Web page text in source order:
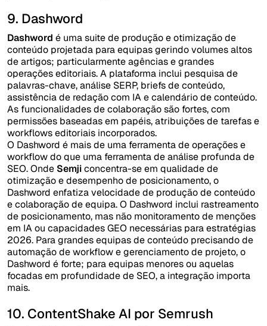
9. Dashword
Dashword é uma suite de produção e otimização de
conteúdo projetada para equipas gerindo volumes altos
de artigos; particularmente agências e grandes
operações editoriais. A plataforma inclui pesquisa de
palavras-chave, análise SERP, briefs de conteúdo,
assistência de redação com IA e calendário de conteúdo.
As funcionalidades de colaboração são fortes, com
permissões baseadas em papéis, atribuições de tarefas e
workflows editoriais incorporados.
O Dashword é mais de uma ferramenta de operações e
workflow do que uma ferramenta de análise profunda de
SEO. Onde Semjiconcentra-se em qualidade de
otimização e desempenho de posicionamento, o
Dashword enfatiza velocidade de produção de conteúdo
e colaboração de equipa. O Dashword inclui rastreamento
de posicionamento, mas não monitoramento de menções
em IA ou capacidades GEO necessárias para estratégias
2026. Para grandes equipas de conteúdo precisando de
automação de workflow e gerenciamento de projeto, o
Dashword é forte; para equipas menores ou aquelas
focadas em profundidade de SEO, a integração importa
mais.
10. ContentShake AI por Semrush